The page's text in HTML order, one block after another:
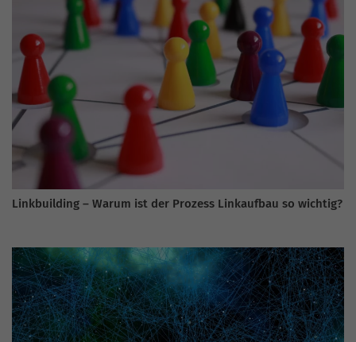
Linkbuilding – Warum ist der Prozess Linkaufbau so wichtig?